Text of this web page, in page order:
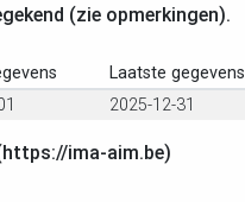
(zie opmerkingen).
Laatste gegevens
2025-12-31
ima-aim.be)